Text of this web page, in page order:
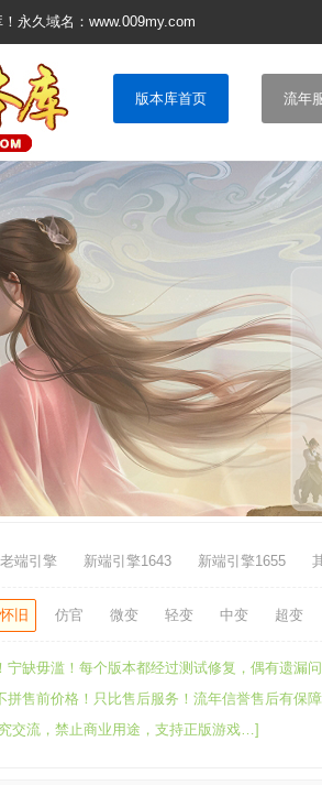
永久域名：www.009my.com
版本库首页 流年
老端引擎 新端引擎1643 新端引擎1655
怀旧 仿官 微变 轻变 中变 超变
宁缺毋滥！每个版本都经过测试修复，偶有遗漏
拼售前价格！只比售后服务！流年信誉售后有保
交流，禁止商业用途，支持正版游戏…]